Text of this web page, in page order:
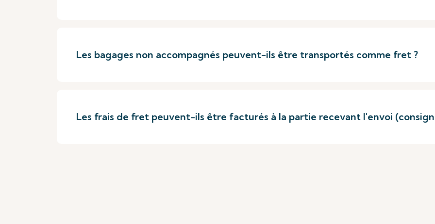
Les bagages non accompagnés peuvent-ils être transportés comme fret ?
Les frais de fret peuvent-ils être facturés à la partie recevant l'envoi